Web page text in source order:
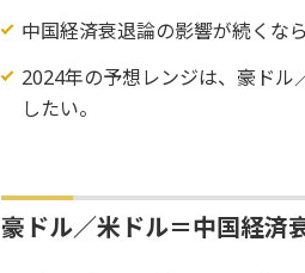
中国経済衰退論の影響が続くな
2024年の予想レンジは、豪ドル
したい。
豪ドル／米ドル＝中国経済